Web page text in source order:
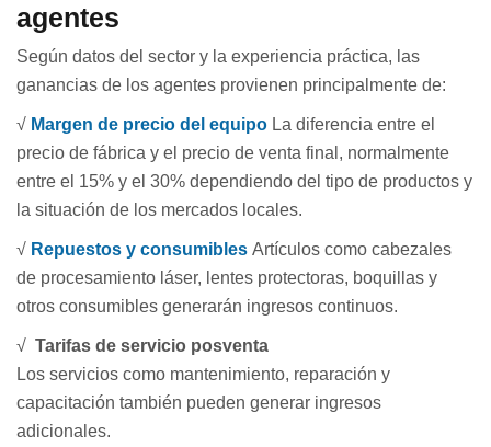
agentes
Según datos del sector y la experiencia práctica, las
ganancias de los agentes provienen principalmente de:
√ Margen de precio del equipo La diferencia entre el
precio de fábrica y el precio de venta final, normalmente
entre el 15% y el 30% dependiendo del tipo de productos y
la situación de los mercados locales.
√ Repuestos y consumibles Artículos como cabezales
de procesamiento láser, lentes protectoras, boquillas y
otros consumibles generarán ingresos continuos.
√ Tarifas de servicio posventa
Los servicios como mantenimiento, reparación y
capacitación también pueden generar ingresos
adicionales.